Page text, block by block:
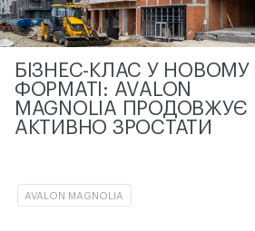
БІЗНЕС-КЛАС У НОВОМУ
ФОРМАТІ: AVALON
MAGNOLIA ПРОДОВЖУЄ
АКТИВНО ЗРОСТАТИ
AVALON MAGNOLIA